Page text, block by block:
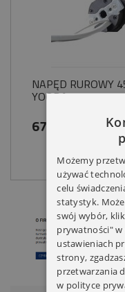
NAPĘD RUROWY
YOODA
679,00 zł
Możemy
używać
celu
statystyk.
swój wybór,
prywatności"
ustawieniach
strony,
przetwarzania
w polityce